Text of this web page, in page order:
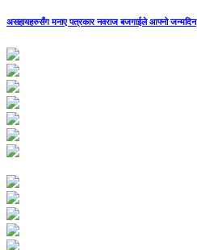
असहायहरुसँग मनाए पत्रकार नवराज बजगाईले आफ्नो जन्मदिन